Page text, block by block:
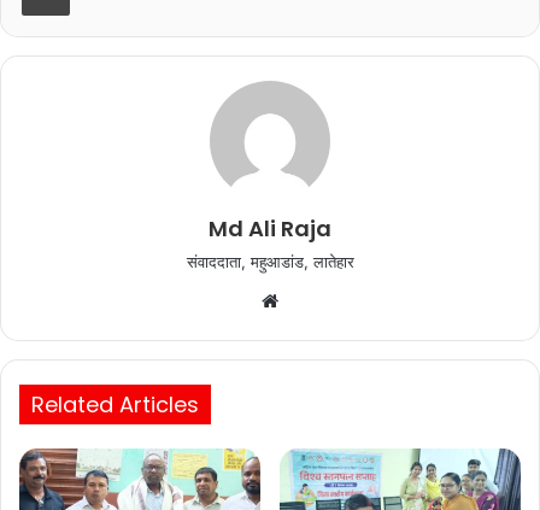
o
p
Md Ali Raja
संवाददाता, महुआडांड, लातेहार
Website
Related Articles